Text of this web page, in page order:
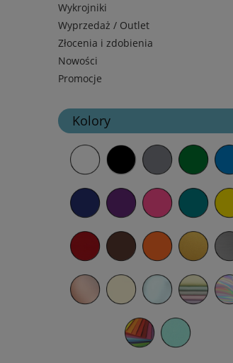
Wykrojniki
Wyprzedaż / Outlet
Złocenia i zdobienia
Nowości
Promocje
Kolory